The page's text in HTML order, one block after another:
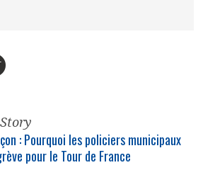
: Pourquoi lespoliciers municipaux
pour le Tour de France